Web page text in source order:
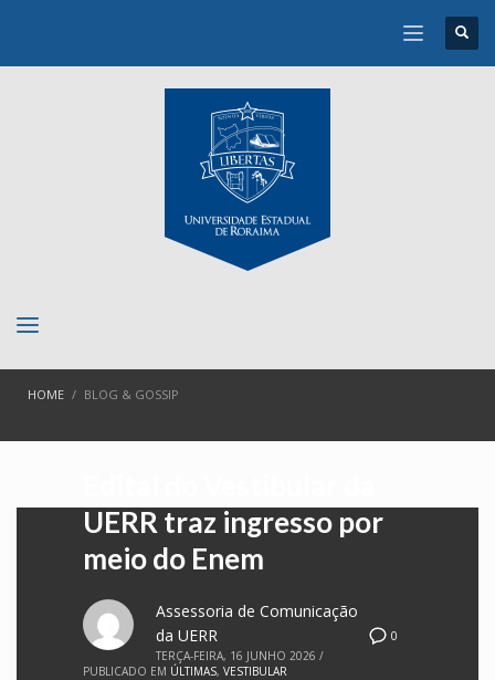
HOME BLOG & GOSSIP
UERR traz ingresso por
meio do Enem
0
Assessoria de Comunicação
da UERR
TERÇA-FEIRA, 16 JUNHO 2026 /
PUBLICADO EM ÚLTIMAS, VESTIBULAR